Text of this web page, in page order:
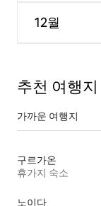
12월
추천 여행지
가까운 여행지
구르가온
휴가지 숙소
노이다